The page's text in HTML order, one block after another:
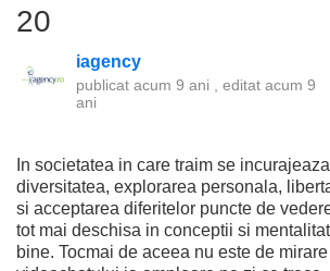
20
iagency
publicat acum 9 ani , editat acum 9
ani
In societatea in care traim se
diversitatea, explorarea personala,
si acceptarea diferitelor puncte de
tot mai deschisa in conceptii si
bine. Tocmai de aceea nu este de